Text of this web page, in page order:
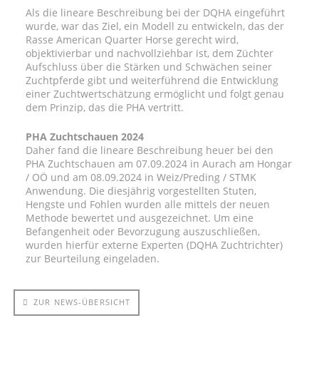
Als die lineare Beschreibung bei der DQHA eingeführt
wurde, war das Ziel, ein Modell zu entwickeln, das der
Rasse American Quarter Horse gerecht wird,
objektivierbar und nachvollziehbar ist, dem Züchter
Aufschluss über die Stärken und Schwächen seiner
Zuchtpferde gibt und weiterführend die Entwicklung
einer Zuchtwertschätzung ermöglicht und folgt genau
dem Prinzip, das die PHA vertritt.
PHA Zuchtschauen 2024
Daher fand die lineare Beschreibung heuer bei den
PHA Zuchtschauen am 07.09.2024 in Aurach am Hongar
/ OÖ und am 08.09.2024 in Weiz/Preding / STMK
Anwendung. Die diesjährig vorgestellten Stuten,
Hengste und Fohlen wurden alle mittels der neuen
Methode bewertet und ausgezeichnet. Um eine
Befangenheit oder Bevorzugung auszuschließen,
wurden hierfür externe Experten (DQHA Zuchtrichter)
zur Beurteilung eingeladen.
ZUR NEWS-ÜBERSICHT